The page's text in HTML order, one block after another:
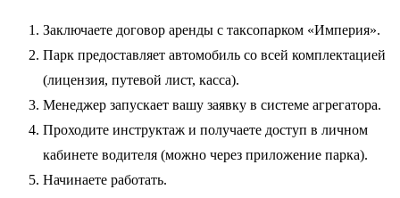
Заключаете договор аренды с таксопарком «Империя».
Парк предоставляет автомобиль со всей комплектацией
(лицензия, путевой лист, касса).
Менеджер запускает вашу заявку в системе агрегатора.
Проходите инструктаж и получаете доступ в личном
кабинете водителя (можно через приложение парка).
Начинаете работать.